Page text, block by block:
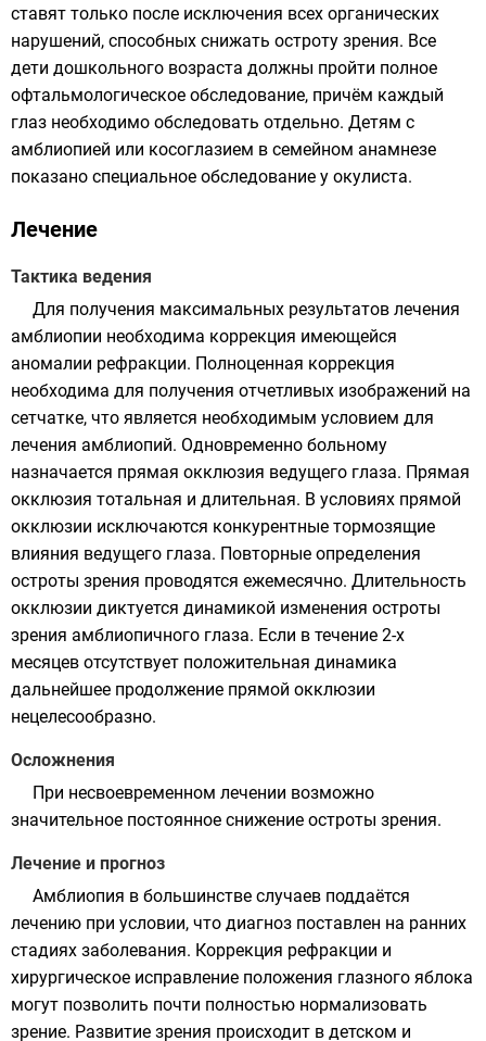
ставят только после исключения всех органических
нарушений, способных снижать остроту зрения. Все
дети дошкольного возраста должны пройти полное
офтальмологическое обследование, причём каждый
глаз необходимо обследовать отдельно. Детям с
амблиопией или косоглазием в семейном анамнезе
показано специальное обследование у окулиста.
Лечение
Тактика ведения
Для получения максимальных результатов лечения
амблиопии необходима коррекция имеющейся
аномалии рефракции. Полноценная коррекция
необходима для получения отчетливых изображений на
сетчатке, что является необходимым условием для
лечения амблиопий. Одновременно больному
назначается прямая окклюзия ведущего глаза. Прямая
окклюзия тотальная и длительная. В условиях прямой
окклюзии исключаются конкурентные тормозящие
влияния ведущего глаза. Повторные определения
остроты зрения проводятся ежемесячно. Длительность
окклюзии диктуется динамикой изменения остроты
зрения амблиопичного глаза. Если в течение 2-х
месяцев отсутствует положительная динамика
дальнейшее продолжение прямой окклюзии
нецелесообразно.
Осложнения
При несвоевременном лечении возможно
значительное постоянное снижение остроты зрения.
Лечение и прогноз
Амблиопия в большинстве случаев поддаётся
лечению при условии, что диагноз поставлен на ранних
стадиях заболевания. Коррекция рефракции и
хирургическое исправление положения глазного яблока
могут позволить почти полностью нормализовать
зрение. Развитие зрения происходит в детском и